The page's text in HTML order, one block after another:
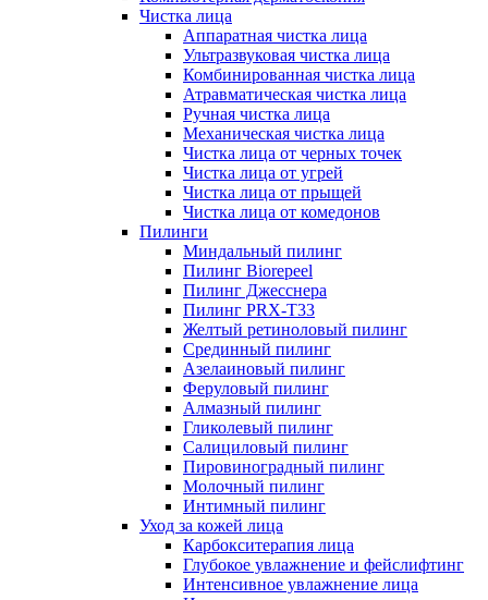
Чистка лица
Аппаратная чистка лица
Ультразвуковая чистка лица
Комбинированная чистка лица
Атравматическая чистка лица
Ручная чистка лица
Механическая чистка лица
Чистка лица от черных точек
Чистка лица от угрей
Чистка лица от прыщей
Чистка лица от комедонов
Пилинги
Миндальный пилинг
Пилинг Biorepeel
Пилинг Джесснера
Пилинг PRX-T33
Желтый ретиноловый пилинг
Срединный пилинг
Азелаиновый пилинг
Феруловый пилинг
Алмазный пилинг
Гликолевый пилинг
Салициловый пилинг
Пировиноградный пилинг
Молочный пилинг
Интимный пилинг
Уход за кожей лица
Карбокситерапия лица
Глубокое увлажнение и фейслифтинг
Интенсивное увлажнение лица